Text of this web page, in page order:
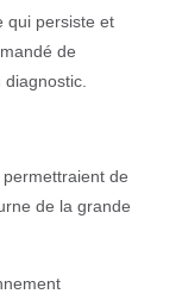
qui persiste et
de
de
de la grande